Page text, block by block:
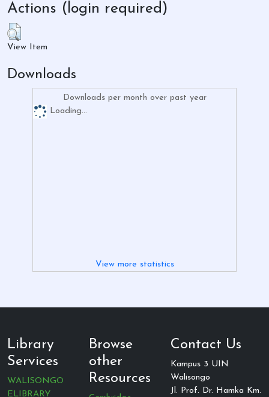
Actions (login required)
View Item
Downloads
Downloads per month over past year
Loading...
View more statistics
Library
Services
WALISONGO
ELIBRARY
Browse
other
Resources
Contact Us
Kampus 3 UIN
Walisongo
Jl. Prof. Dr. Hamka Km.